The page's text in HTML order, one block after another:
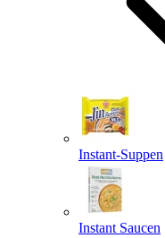
Instant-Suppen
Instant Saucen